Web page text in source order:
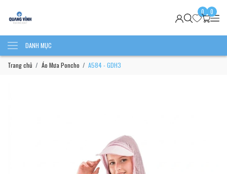
0 0
DANH MỤC
Trang chủ Áo Mưa Poncho A584 - GDH3